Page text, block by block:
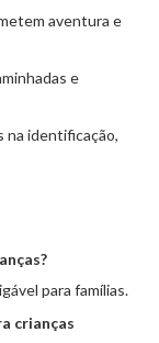
aventura e
e
na identificação,
para famílias.
crianças